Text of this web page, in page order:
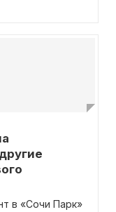
в «Сочи Парк»